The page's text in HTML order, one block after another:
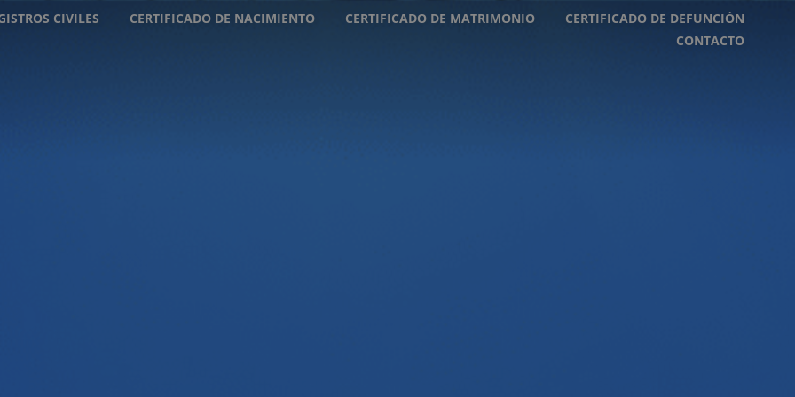
CIVILES CERTIFICADO DE NACIMIENTO CERTIFICADO DE MATRIMONIO
CERTIFICADO DE DEFUNCIÓN
CONTACTO